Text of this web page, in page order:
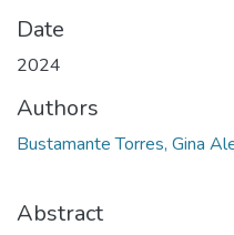
Date
2024
Authors
Bustamante Torres, Gina
Abstract